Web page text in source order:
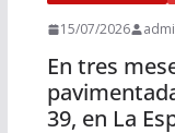
15/07/2026
En tres
39, en La